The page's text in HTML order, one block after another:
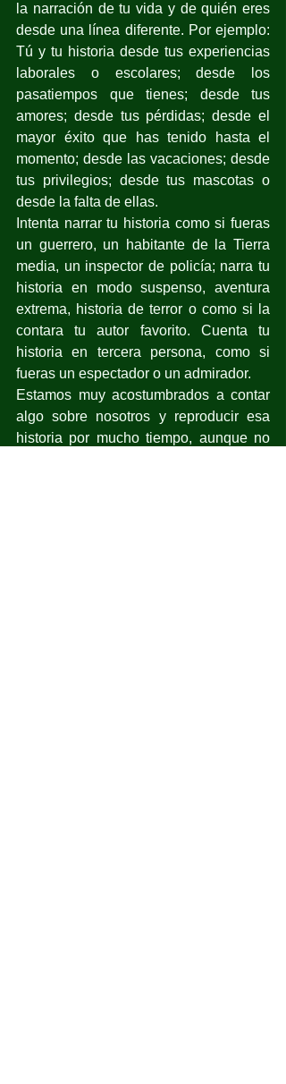
la narración de tu vida y de quién eres
desde una línea diferente. Por ejemplo:
Tú y tu historia desde tus experiencias
laborales o escolares; desde los
pasatiempos que tienes; desde tus
amores; desde tus pérdidas; desde el
mayor éxito que has tenido hasta el
momento; desde las vacaciones; desde
tus privilegios; desde tus mascotas o
desde la falta de ellas.
Intenta narrar tu historia como si fueras
un guerrero, un habitante de la Tierra
media, un inspector de policía; narra tu
historia en modo suspenso, aventura
extrema, historia de terror o como si la
contara tu autor favorito. Cuenta tu
historia en tercera persona, como si
fueras un espectador o un admirador.
Estamos muy acostumbrados a contar
algo sobre nosotros y reproducir esa
historia por mucho tiempo, aunque no